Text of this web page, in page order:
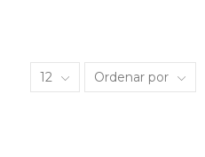
12 Ordenar por